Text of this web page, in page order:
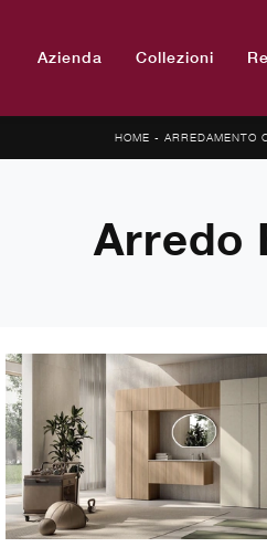
Azienda Collezioni
HOME - ARREDAMENTO
Arredo